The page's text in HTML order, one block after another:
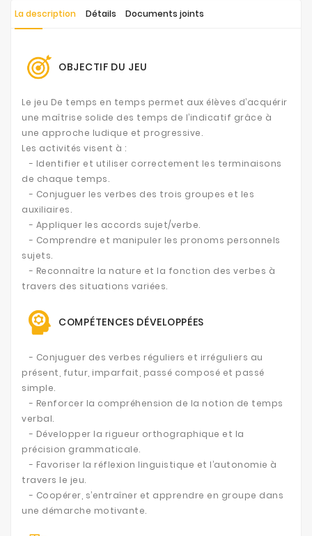
La description Détails Documents joints
OBJECTIF DU JEU
Le jeu De temps en temps permet aux élèves d’acquérir
une maîtrise solide des temps de l’indicatif grâce à
une approche ludique et progressive.
Les activités visent à :
- Identifier et utiliser correctement les terminaisons
de chaque temps.
- Conjuguer les verbes des trois groupes et les
auxiliaires.
- Appliquer les accords sujet/verbe.
- Comprendre et manipuler les pronoms personnels
sujets.
- Reconnaître la nature et la fonction des verbes à
travers des situations variées.
COMPÉTENCES DÉVELOPPÉES
- Conjuguer des verbes réguliers et irréguliers au
présent, futur, imparfait, passé composé et passé
simple.
- Renforcer la compréhension de la notion de temps
verbal.
- Développer la rigueur orthographique et la
précision grammaticale.
- Favoriser la réflexion linguistique et l’autonomie à
travers le jeu.
- Coopérer, s’entraîner et apprendre en groupe dans
une démarche motivante.